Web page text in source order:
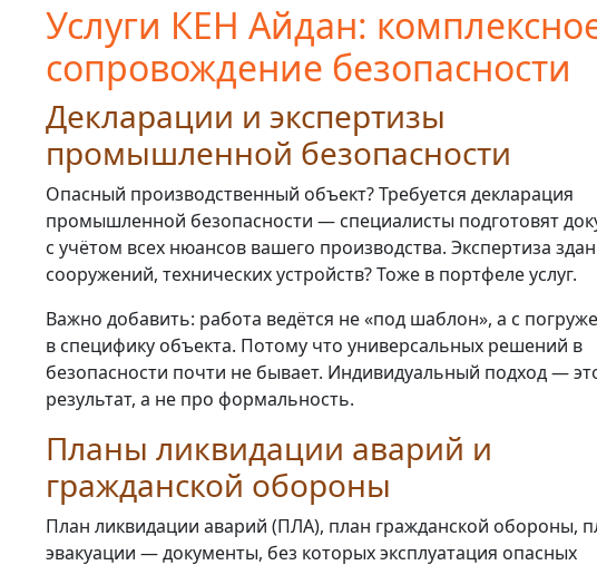
Услуги КЕН Айдан:
сопровождение безопасности
Декларации и экспертизы
промышленной безопасности
Опасный производственный объект? Требуется декларация
промышленной безопасности — специалисты подготовят
с учётом всех нюансов вашего производства. Экспертиза
сооружений, технических устройств? Тоже в портфеле услуг.
Важно добавить: работа ведётся не «под шаблон», а с
в специфику объекта. Потому что универсальных решений в
безопасности почти не бывает. Индивидуальный подход —
результат, а не про формальность.
Планы ликвидации аварий и
гражданской обороны
План ликвидации аварий (ПЛА), план гражданской обороны,
эвакуации — документы, без которых эксплуатация опасных